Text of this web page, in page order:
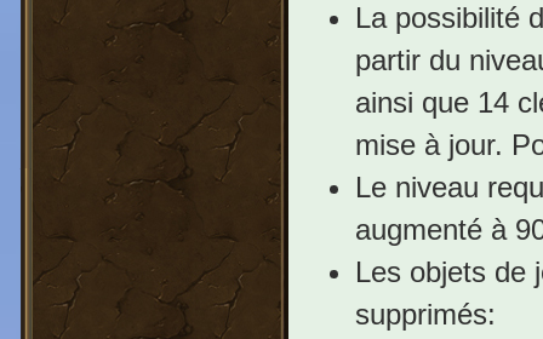
La possibilité
partir du
ainsi que 14
mise à jour.
Le niveau
augmenté à
Les objets de
supprimés: